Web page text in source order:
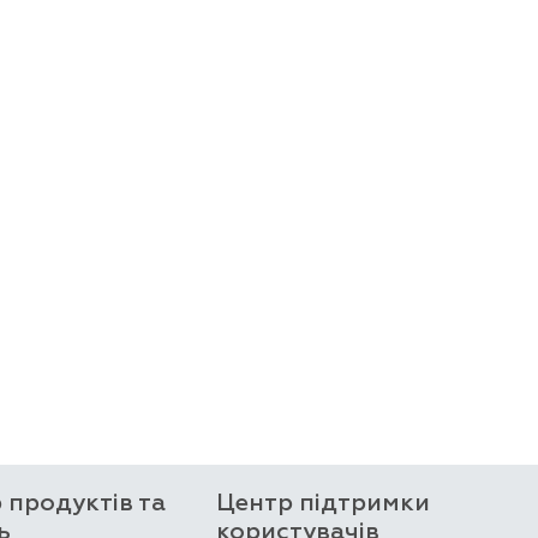
продуктів та
Центр підтримки
користувачів